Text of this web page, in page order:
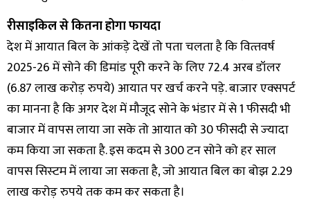
रीसाइकिल से कितना होगा फायदा
देश में आयात बिल के आंकड़े देखें तो पता चलता है कि वित्‍तवर्ष
2025-26 में सोने की डिमांड पूरी करने के लिए 72.4 अरब डॉलर
(6.87 लाख करोड़ रुपये) आयात पर खर्च करने पड़े. बाजार एक्‍सपर्ट
का मानना है कि अगर देश में मौजूद सोने के भंडार में से 1 फीसदी भी
बाजार में वापस लाया जा सके तो आयात को 30 फीसदी से ज्‍यादा
कम किया जा सकता है. इस कदम से 300 टन सोने को हर साल
वापस सिस्‍टम में लाया जा सकता है, जो आयात बिल का बोझ 2.29
लाख करोड़ रुपये तक कम कर सकता है।